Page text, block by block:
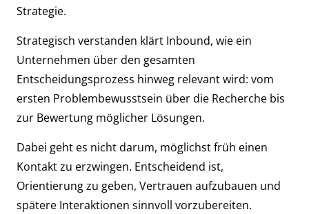
Strategie.
Strategisch verstanden klärt Inbound, wie ein
Unternehmen über den gesamten
Entscheidungsprozess hinweg relevant wird: vom
ersten Problembewusstsein über die Recherche bis
zur Bewertung möglicher Lösungen.
Dabei geht es nicht darum, möglichst früh einen
Kontakt zu erzwingen. Entscheidend ist,
Orientierung zu geben, Vertrauen aufzubauen und
spätere Interaktionen sinnvoll vorzubereiten.